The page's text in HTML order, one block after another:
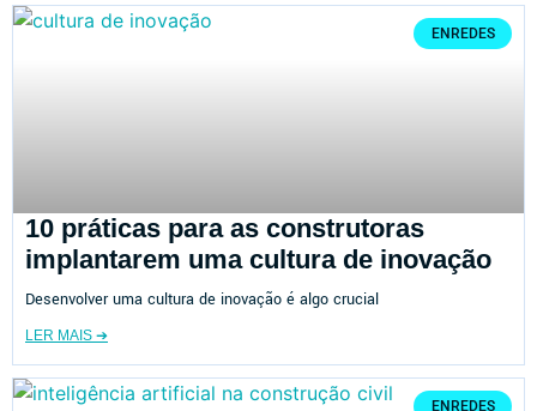
ENREDES
10 práticas para as construtoras
implantarem uma cultura de inovação
Desenvolver uma cultura de inovação é algo crucial
LER MAIS ➔
ENREDES